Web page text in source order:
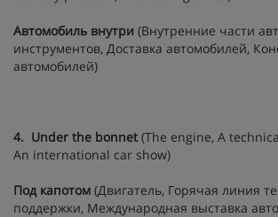
Автомобиль внутри (Внутренние части
инструментов, Доставка автомобилей,
автомобилей)
4. Under the bonnet (The engine, A
An international car show)
Под капотом (Двигатель, Горячая линия
поддержки, Международная выставка